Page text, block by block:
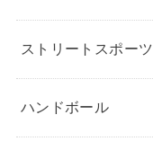
ストリートスポーツ
ハンドボール